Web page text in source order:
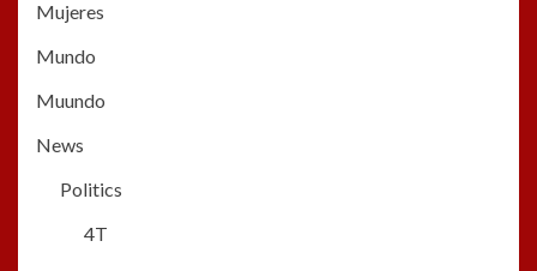
Mujeres
Mundo
Muundo
News
Politics
4T